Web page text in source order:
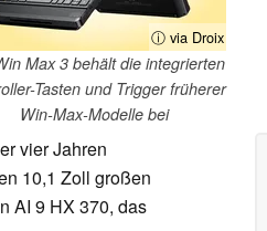
ⓘ via Droix
Max 3 behält die integrierten
Tasten und Trigger früherer
Win-Max-Modelle bei
vier Jahren
10,1 Zoll großen
AI 9 HX 370, das